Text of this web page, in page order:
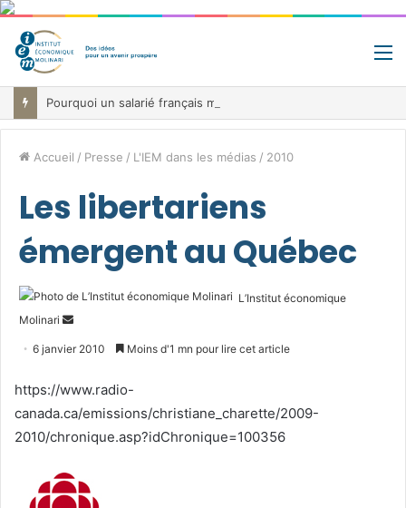
Accueil / Presse / L'IEM dans les médias / 2010
Les libertariens
émergent au Québec
L’Institut économique
Molinari
Envoyer
6 janvier 2010 Moins d'1 mn pour lire cet article
https://www.radio-
canada.ca/emissions/christiane_charette/2009-
2010/chronique.asp?idChronique=100356